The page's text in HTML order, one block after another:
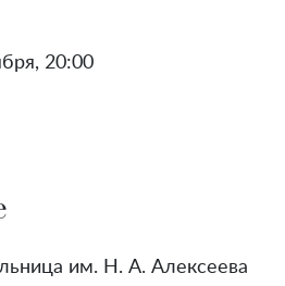
20:00
им. Н. А. Алексеева